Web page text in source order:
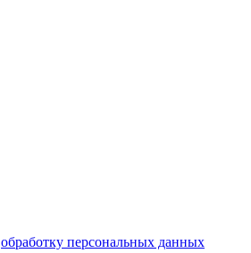
обработку персональных данных